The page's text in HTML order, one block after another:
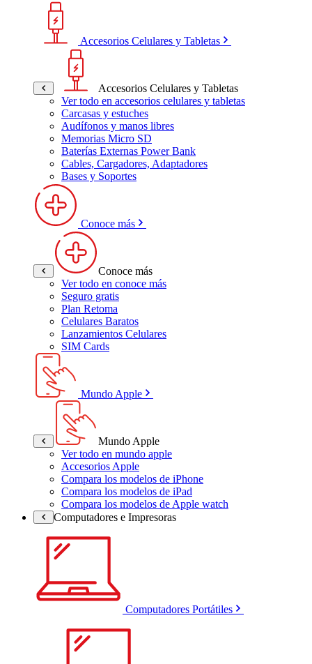
Accesorios Celulares y Tabletas
Accesorios Celulares y Tabletas
Ver todo en accesorios celulares y tabletas
Carcasas y estuches
Audífonos y manos libres
Memorias Micro SD
Baterías Externas Power Bank
Cables, Cargadores, Adaptadores
Bases y Soportes
Conoce más
Conoce más
Ver todo en conoce más
Seguro gratis
Plan Retoma
Celulares Baratos
Lanzamientos Celulares
SIM Cards
Mundo Apple
Mundo Apple
Ver todo en mundo apple
Accesorios Apple
Compara los modelos de iPhone
Compara los modelos de iPad
Compara los modelos de Apple watch
Computadores e Impresoras
Computadores Portátiles